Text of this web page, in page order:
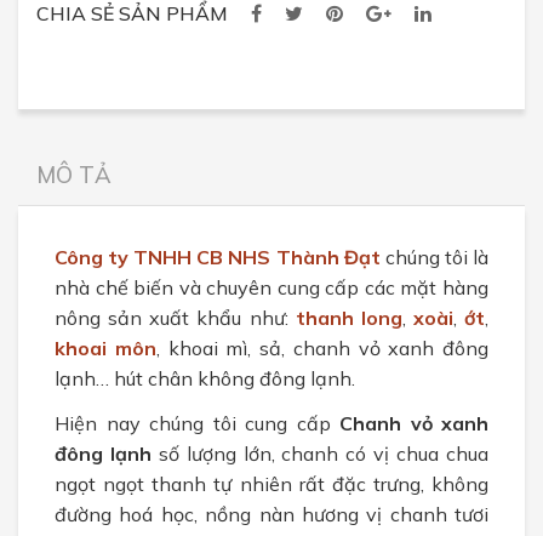
CHIA SẺ SẢN PHẨM
MÔ TẢ
Công ty TNHH CB NHS Thành Đạt chúng tôi là
nhà chế biến và chuyên cung cấp các mặt hàng
nông sản xuất khẩu như: thanh long, xoài, ớt,
khoai môn, khoai mì, sả, chanh vỏ xanh đông
lạnh… hút chân không đông lạnh.
Hiện nay chúng tôi cung cấp Chanh vỏ xanh
đông lạnh số lượng lớn, chanh có vị chua chua
ngọt ngọt thanh tự nhiên rất đặc trưng, không
đường hoá học, nồng nàn hương vị chanh tươi